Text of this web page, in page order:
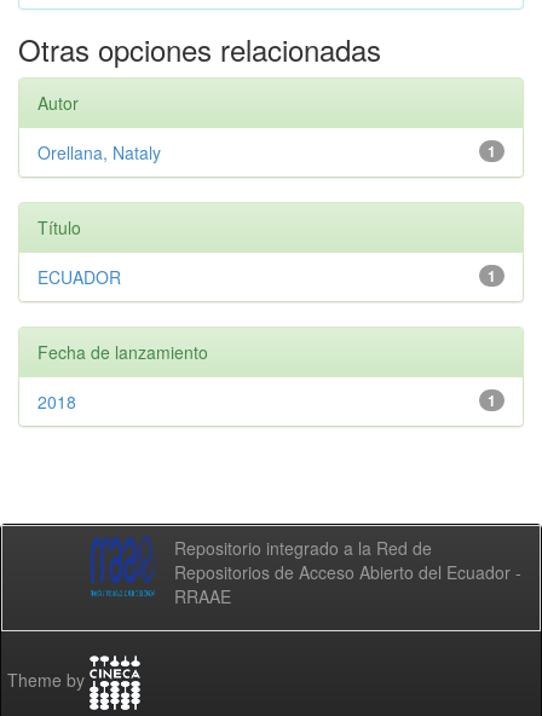
Otras opciones relacionadas
Autor
1
Orellana, Nataly
Título
1
ECUADOR
Fecha de lanzamiento
1
2018
Repositorio integrado a la Red de
Repositorios de Acceso Abierto del Ecuador -
RRAAE
Theme by